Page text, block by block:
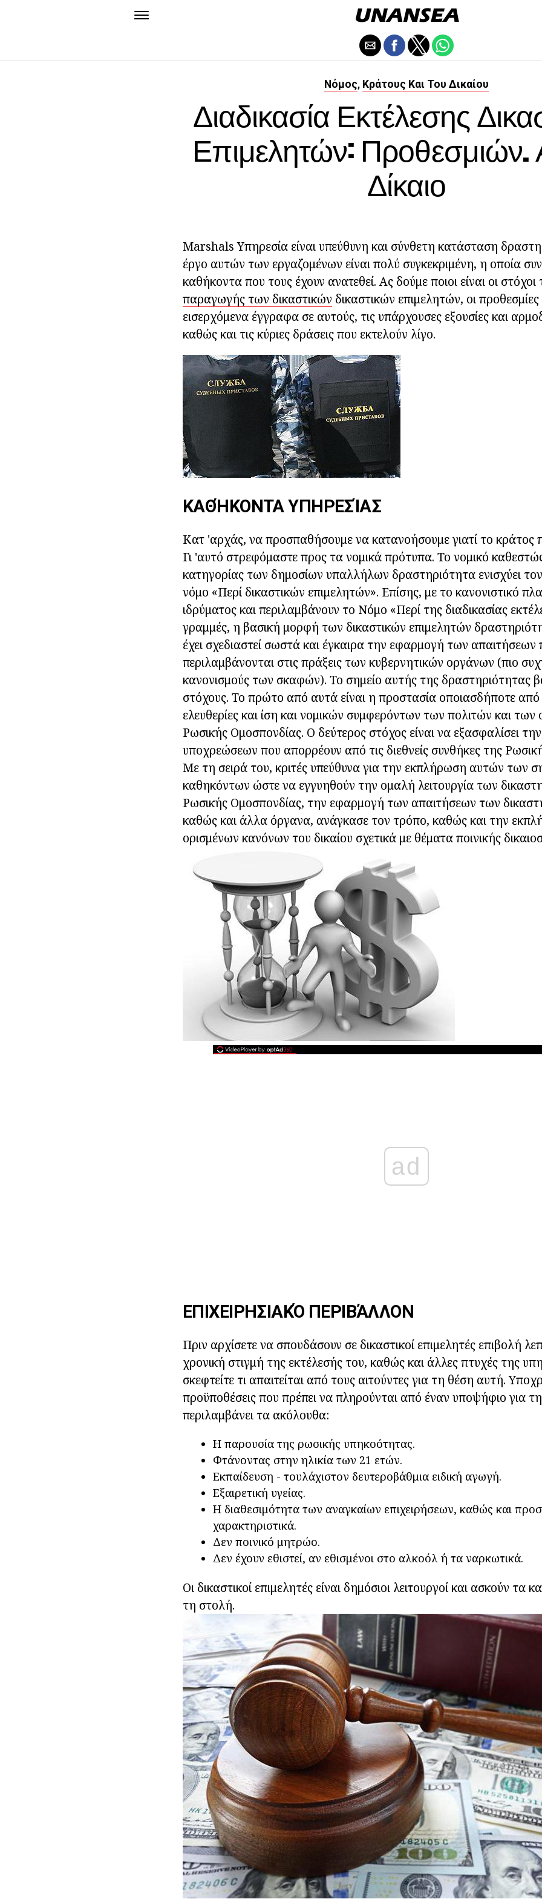
Νόμος, Κράτους Και Του Δικαίου
Διαδικασία Εκτέλεσης
Επιμελητών: Προθεσμιών.
Δίκαιο
Marshals Υπηρεσία είναι υπεύθυνη και σύνθετη κατάσταση
έργο αυτών των εργαζομένων είναι πολύ συγκεκριμένη, η οποία
καθήκοντα που τους έχουν ανατεθεί. Ας δούμε ποιοι είναι οι στόχοι
παραγωγής των δικαστικών δικαστικών επιμελητών, οι
εισερχόμενα έγγραφα σε αυτούς, τις υπάρχουσες εξουσίες και
καθώς και τις κύριες δράσεις που εκτελούν λίγο.
ΚΑΘΉΚΟΝΤΑ ΥΠΗΡΕΣΊΑΣ
Κατ 'αρχάς, να προσπαθήσουμε να κατανοήσουμε γιατί το κράτος
Γι 'αυτό στρεφόμαστε προς τα νομικά πρότυπα. Το νομικό
κατηγορίας των δημοσίων υπαλλήλων δραστηριότητα ενισχύει
νόμο «Περί δικαστικών επιμελητών». Επίσης, με το κανονιστικό
ιδρύματος και περιλαμβάνουν το Νόμο «Περί της διαδικασίας
γραμμές, η βασική μορφή των δικαστικών επιμελητών
έχει σχεδιαστεί σωστά και έγκαιρα την εφαρμογή των απαιτήσεων
περιλαμβάνονται στις πράξεις των κυβερνητικών οργάνων (πιο
κανονισμούς των σκαφών). Το σημείο αυτής της δραστηριότητας
στόχους. Το πρώτο από αυτά είναι η προστασία οποιασδήποτε από
ελευθερίες και ίση και νομικών συμφερόντων των πολιτών και
Ρωσικής Ομοσπονδίας. Ο δεύτερος στόχος είναι να εξασφαλίσει
υποχρεώσεων που απορρέουν από τις διεθνείς συνθήκες της
Με τη σειρά του, κριτές υπεύθυνα για την εκπλήρωση αυτών των
καθηκόντων ώστε να εγγυηθούν την ομαλή λειτουργία των
Ρωσικής Ομοσπονδίας, την εφαρμογή των απαιτήσεων των
καθώς και άλλα όργανα, ανάγκασε τον τρόπο, καθώς και την
ορισμένων κανόνων του δικαίου σχετικά με θέματα ποινικής
ad
ΕΠΙΧΕΙΡΗΣΙΑΚΌ ΠΕΡΙΒΆΛΛΟΝ
Πριν αρχίσετε να σπουδάσουν σε δικαστικοί επιμελητές επιβολή
χρονική στιγμή της εκτέλεσής του, καθώς και άλλες πτυχές της
σκεφτείτε τι απαιτείται από τους αιτούντες για τη θέση αυτή.
προϋποθέσεις που πρέπει να πληρούνται από έναν υποψήφιο για
περιλαμβάνει τα ακόλουθα:
Η παρουσία της ρωσικής υπηκοότητας.
Φτάνοντας στην ηλικία των 21 ετών.
Εκπαίδευση - τουλάχιστον δευτεροβάθμια ειδική αγωγή.
Εξαιρετική υγείας.
Η διαθεσιμότητα των αναγκαίων επιχειρήσεων, καθώς και
χαρακτηριστικά.
Δεν ποινικό μητρώο.
Δεν έχουν εθιστεί, αν εθισμένοι στο αλκοόλ ή τα ναρκωτικά.
Οι δικαστικοί επιμελητές είναι δημόσιοι λειτουργοί και ασκούν τα
τη στολή.